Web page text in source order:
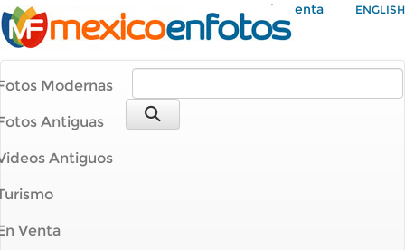
Mi Cuenta ENGLISH
Modernas
Antiguas
Antiguos
Venta